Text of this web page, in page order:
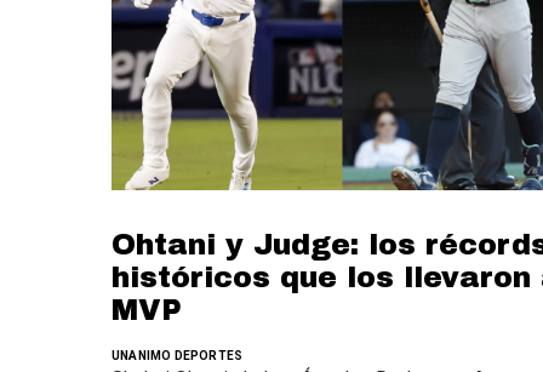
Ohtani y Judge: los
históricos que los llevaron
MVP
UNANIMO DEPORTES